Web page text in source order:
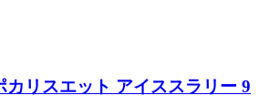
カリスエット アイススラリー 9